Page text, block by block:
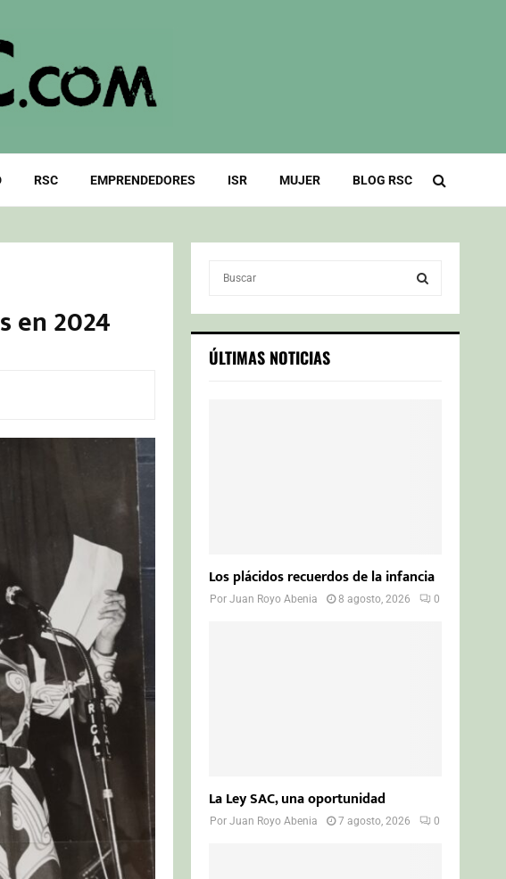
RSC EMPRENDEDORES ISR MUJER BLOG RSC
en 2024
c
h
S
ÚLTIMAS NOTICIAS
Los plácidos recuerdos de la infancia
PorJuan Royo Abenia 8 agosto, 2026 0
La Ley SAC, una oportunidad
PorJuan Royo Abenia 7 agosto, 2026 0